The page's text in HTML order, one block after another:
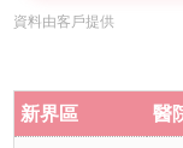
資料由客戶提供
新界區 醫